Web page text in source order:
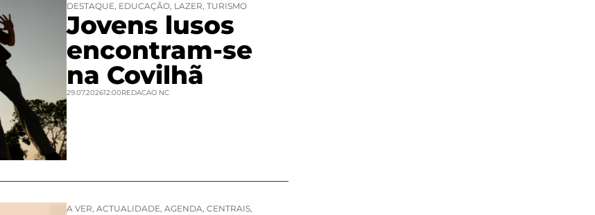
DESTAQUE, EDUCAÇÃO, LAZER, TURISMO
Jovens lusos
encontram-se
na Covilhã
29.07.202612:00REDACAO NC
A VER, ACTUALIDADE, AGENDA, CENTRAIS,